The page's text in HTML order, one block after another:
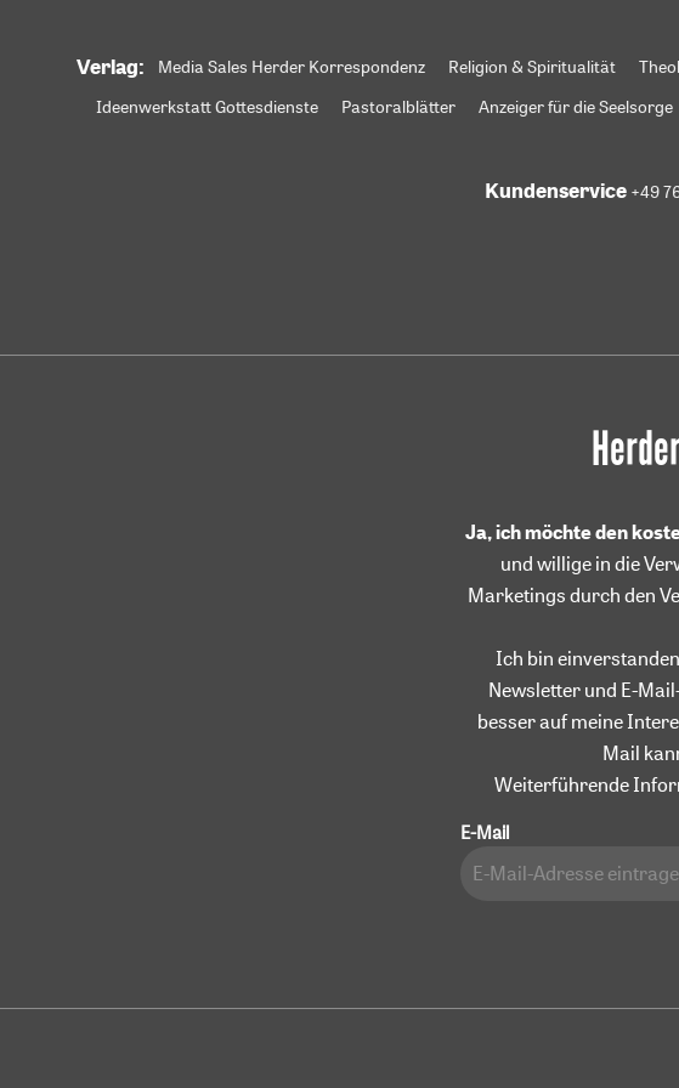
Verlag: Media Sales Herder Korrespondenz Religion & Spiritualität
Ideenwerkstatt Gottesdienste
Pastoralblätter Anzeiger für die Seelsorge
Kundenservice +49
Ja, ich möchte den
und willige in die
Marketings durch den
Ich bin
Newsletter und E-
besser auf meine
Mail
Weiterführende
E-Mail